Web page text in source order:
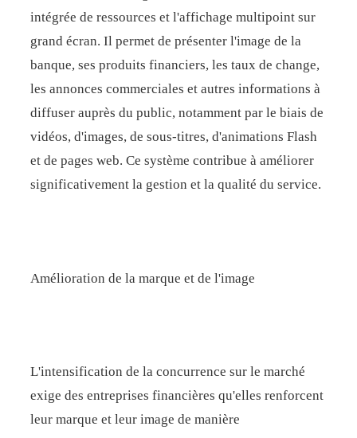
intégrée de ressources et l'affichage multipoint sur
grand écran. Il permet de présenter l'image de la
banque, ses produits financiers, les taux de change,
les annonces commerciales et autres informations à
diffuser auprès du public, notamment par le biais de
vidéos, d'images, de sous-titres, d'animations Flash
et de pages web. Ce système contribue à améliorer
significativement la gestion et la qualité du service.
Amélioration de la marque et de l'image
L'intensification de la concurrence sur le marché
exige des entreprises financières qu'elles renforcent
leur marque et leur image de manière